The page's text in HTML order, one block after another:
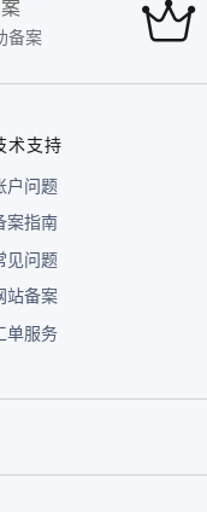
备案
术支持
户问题
案指南
见问题
站备案
单服务